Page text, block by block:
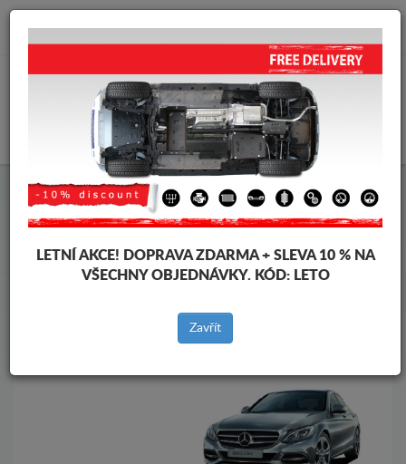
info@krytpodmotor.com
Kryt pod motor Mercedes
Kryt pod motor Mercedes C-Classe
Značky
Značky vozidel
Zpět na produkty
LETNÍ AKCE! DOPRAVA ZDARMA + SLEVA 10 % NA
VŠECHNY OBJEDNÁVKY. KÓD: LETO
Zavřít